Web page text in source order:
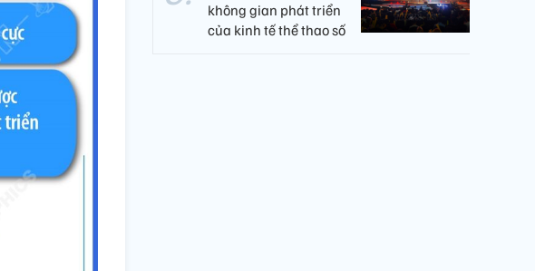
không gian phát triển
của kinh tế thể thao số